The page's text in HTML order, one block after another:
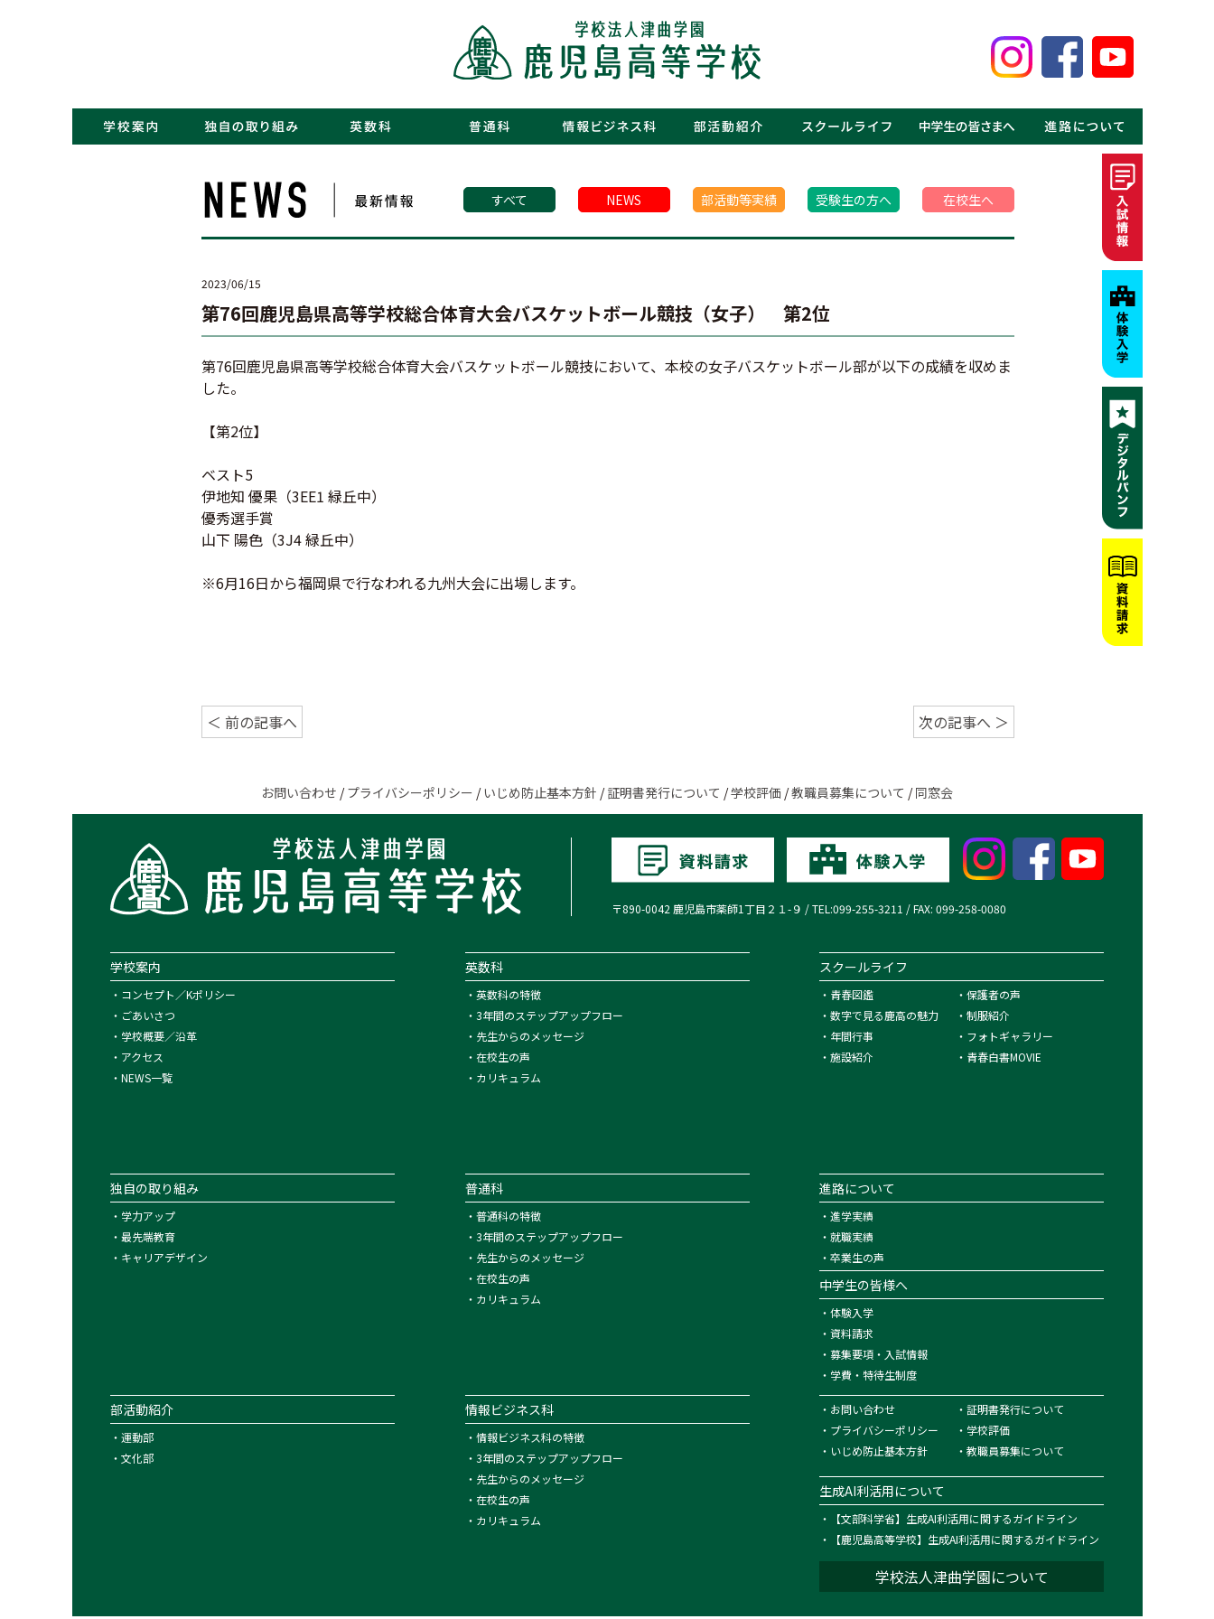
すべて NEWS 部活動等実績 受験生の方へ 在校生へ
2023/06/15
第76回鹿児島県高等学校総合体育大会バスケットボール競技（女子） 第2位
第76回鹿児島県高等学校総合体育大会バスケットボール競技において、本校の女子バスケットボール部が以下の成績を収めま
した。
【第2位】
ベスト5
伊地知 優果（3EE1 緑丘中）
優秀選手賞
山下 陽色（3J4 緑丘中）
※6月16日から福岡県で行なわれる九州大会に出場します。
＜ 前の記事へ 次の記事へ ＞
お問い合わせ /プライバシーポリシー /いじめ防止基本方針 /証明書発行について /学校評価 /教職員募集について /同窓会
〒890-0042 鹿児島市薬師1丁目２１-９ / TEL:099-255-3211 / FAX: 099-258-0080
学校案内
・ コンセプト／Kポリシー
・ ごあいさつ
・ 学校概要／沿革
・ アクセス
・ NEWS一覧
独自の取り組み
・ 学力アップ
・ 最先端教育
・ キャリアデザイン
部活動紹介
・ 運動部
・ 文化部
英数科
・ 英数科の特徴
・ 3年間のステップアップフロー
・ 先生からのメッセージ
・ 在校生の声
・ カリキュラム
普通科
・ 普通科の特徴
・ 3年間のステップアップフロー
・ 先生からのメッセージ
・ 在校生の声
・ カリキュラム
情報ビジネス科
・ 情報ビジネス科の特徴
・ 3年間のステップアップフロー
・ 先生からのメッセージ
・ 在校生の声
・ カリキュラム
スクールライフ
・ 青春図鑑 ・保護者の声
・ 数字で見る鹿高の魅力 ・制服紹介
・ 年間行事 ・ フォトギャラリー
・ 施設紹介 ・ 青春白書MOVIE
進路について
・ 進学実績
・ 就職実績
・ 卒業生の声
中学生の皆様へ
・ 体験入学
・ 資料請求
・ 募集要項・入試情報
・ 学費・特待生制度
・ お問い合わせ ・証明書発行について
・ プライバシーポリシー ・ 学校評価
・ いじめ防止基本方針 ・教職員募集について
生成AI利活用について
・
【文部科学省】生成AI利活用に関するガイドライン
・
【鹿児島高等学校】生成AI利活用に関するガイドライン
学校法人津曲学園について